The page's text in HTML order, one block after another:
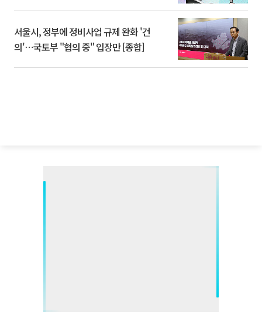
서울시, 정부에 정비사업 규제 완화 '건
의'⋯국토부 "협의 중" 입장만 [종합]